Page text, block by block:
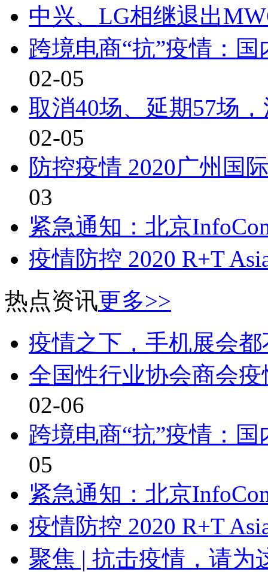
中兴、LG相继退出
跨境电商“抗”疫情：
02-05
取消40场、延期57场
02-05
防控疫情 2020广州国
03
紧急通知：北京
疫情防控 2020 R+T
热点资讯更多>>
疫情之下，手机展会
全国性行业协会商会
02-06
跨境电商“抗”疫情：
05
紧急通知：北京
疫情防控 2020 R+T
聚焦 | 抗击疫情，请为